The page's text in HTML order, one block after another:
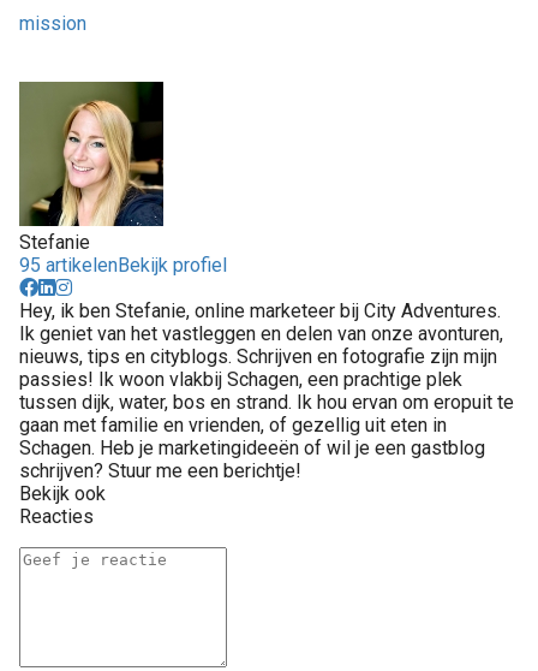
mission
Stefanie
95 artikelenBekijk profiel
Hey, ik ben Stefanie, online marketeer bij City Adventures.
Ik geniet van het vastleggen en delen van onze avonturen,
nieuws, tips en cityblogs. Schrijven en fotografie zijn mijn
passies! Ik woon vlakbij Schagen, een prachtige plek
tussen dijk, water, bos en strand. Ik hou ervan om eropuit te
gaan met familie en vrienden, of gezellig uit eten in
Schagen. Heb je marketingideeën of wil je een gastblog
schrijven? Stuur me een berichtje!
Bekijk ook
Reacties